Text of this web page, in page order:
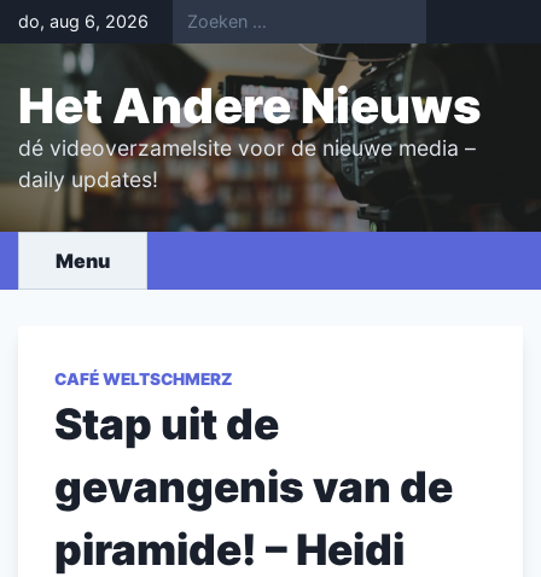
Skip
to
content
do, aug 6, 2026
Het Andere Nieuws
dé videoverzamelsite voor de nieuwe media –
daily updates!
Menu
CAFÉ WELTSCHMERZ
Stap uit de
gevangenis van de
piramide! – Heidi